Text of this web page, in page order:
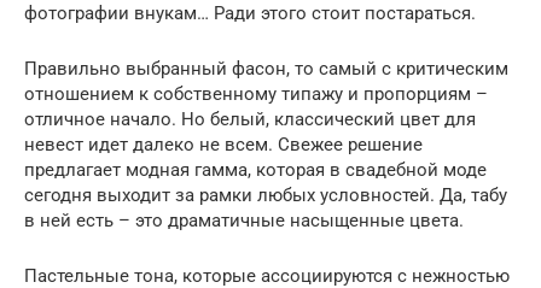
фотографии внукам… Ради этого стоит постараться.
Правильно выбранный фасон, то самый с критическим
отношением к собственному типажу и пропорциям –
отличное начало. Но белый, классический цвет для
невест идет далеко не всем. Свежее решение
предлагает модная гамма, которая в свадебной моде
сегодня выходит за рамки любых условностей. Да, табу
в ней есть – это драматичные насыщенные цвета.
Пастельные тона, которые ассоциируются с нежностью